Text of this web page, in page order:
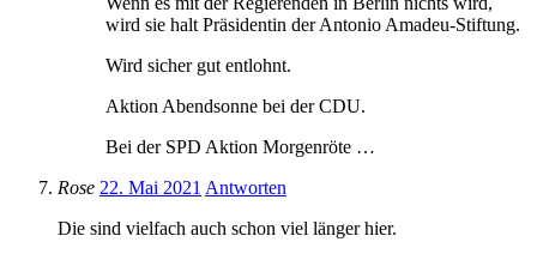
wird sie halt Präsidentin der Antonio Amadeu-Stiftung.
Wird sicher gut entlohnt.
Aktion Abendsonne bei der CDU.
Bei der SPD Aktion Morgenröte …
Rose 22. Mai 2021 Antworten
Die sind vielfach auch schon viel länger hier.